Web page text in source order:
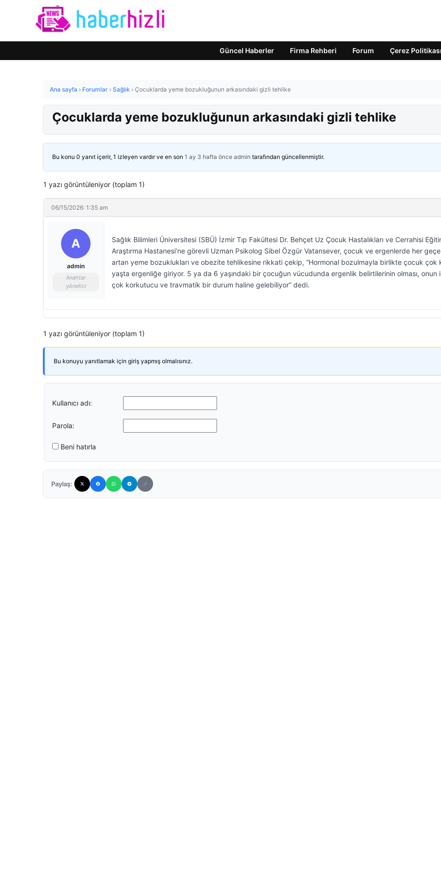
Güncel Haberler Firma Rehberi Forum Çerez Politikası
Ana sayfa › Forumlar › Sağlık › Çocuklarda yeme bozukluğunun arkasındaki gizli tehlike
Çocuklarda yeme bozukluğunun arkasındaki gizli tehlike
Bu konu 0 yanıt içerir, 1 izleyen vardır ve en son 1 ay 3 hafta önce admin tarafından güncellenmiştir.
1 yazı görüntüleniyor (toplam 1)
06/15/2026: 1:35 am
A
admin
Anahtar
yönetici
Sağlık Bilimleri Üniversitesi (SBÜ) İzmir Tıp Fakültesi Dr. Behçet Uz Çocuk Hastalıkları ve Cerrahisi
Araştırma Hastanesi’ne görevli Uzman Psikolog Sibel Özgür Vatansever, çocuk ve ergenlerde her
artan yeme bozuklukları ve obezite tehlikesine rikkati çekip, “Hormonal bozulmayla birlikte çocuk çok
yaşta ergenliğe giriyor. 5 ya da 6 yaşındaki bir çocuğun vücudunda ergenlik belirtilerinin olması, onun
çok korkutucu ve travmatik bir durum haline gelebiliyor” dedi.
1 yazı görüntüleniyor (toplam 1)
Bu konuyu yanıtlamak için giriş yapmış olmalısınız.
Kullanıcı adı:
Parola:
Beni hatırla
Paylaş: